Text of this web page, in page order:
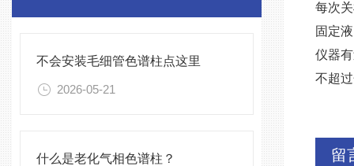
不会安装毛细管色谱柱点这里
2026-05-21
什么是老化气相色谱柱？
每次
固定
仪器
不超
留